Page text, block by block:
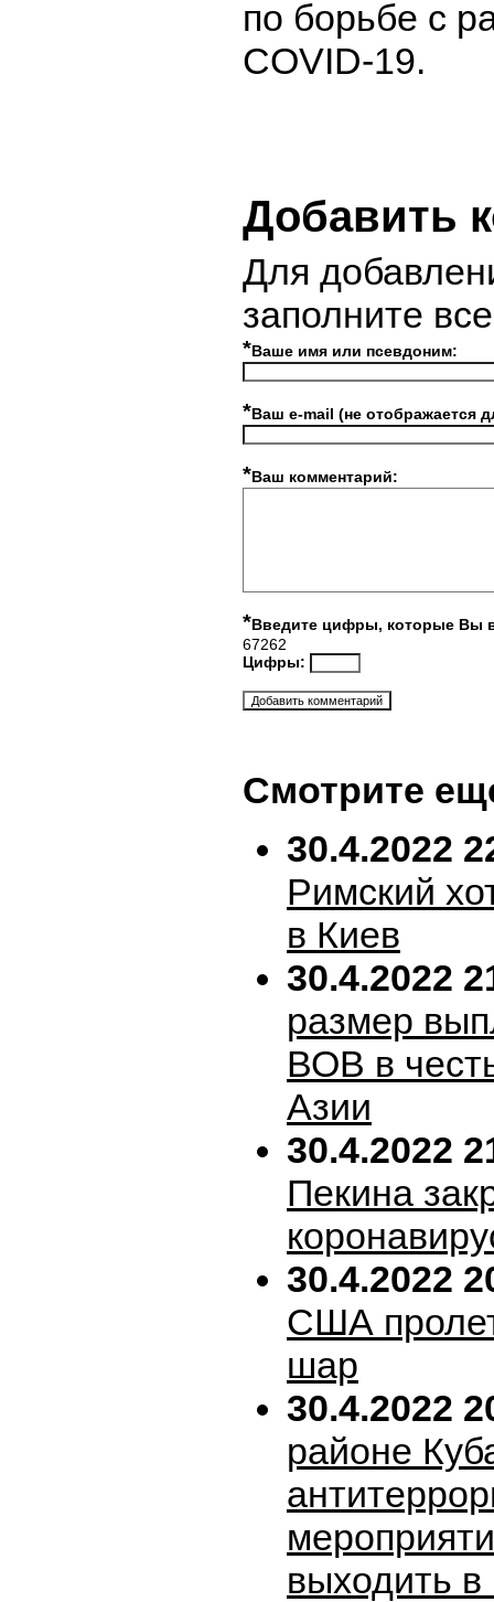
по борьбе с
COVID-19.
Добавить
Для
заполните
*Ваше имя или псевдоним:
*Ваш e-mail (не отображается
*Ваш комментарий:
*Введите цифры, которые Вы
67262
Цифры:
Смотрите
30.4.2022
Римский
в Киев
30.4.2022
размер
ВОВ в
Азии
30.4.2022
Пекина
30.4.2022
США
шар
30.4.2022
районе
выходить